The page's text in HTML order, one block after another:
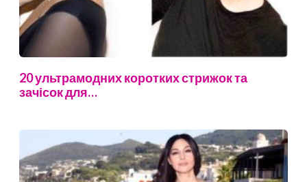
20 ультрамодних коротких стрижок та
зачісок для…